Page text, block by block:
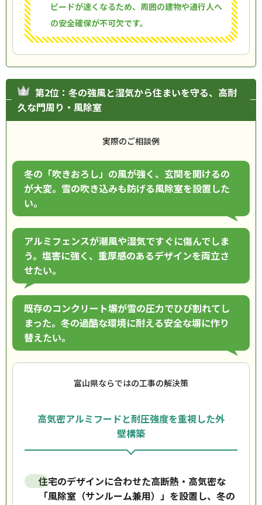
ピードが速くなるため、周囲の建物や通行人へ
の安全確保が不可欠です。
第2位：冬の強風と湿気から住まいを守る、高耐
久な門周り・風除室
実際のご相談例
冬の「吹きおろし」の風が強く、玄関を開けるの
が大変。雪の吹き込みも防げる風除室を設置した
い。
アルミフェンスが潮風や湿気ですぐに傷んでしま
う。塩害に強く、重厚感のあるデザインを両立さ
せたい。
既存のコンクリート塀が雪の圧力でひび割れてし
まった。冬の過酷な環境に耐える安全な塀に作り
替えたい。
富山県ならではの工事の解決策
高気密アルミフードと耐圧強度を重視した外
壁構築
住宅のデザインに合わせた高断熱・高気密な
「風除室（サンルーム兼用）」を設置し、冬の